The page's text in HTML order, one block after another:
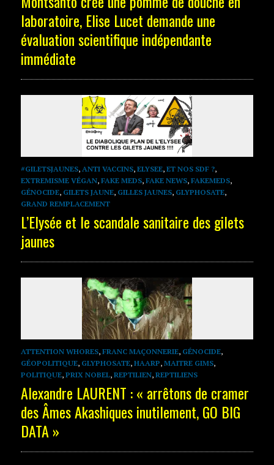
laboratoire, Elise Lucet demande une
évaluation scientifique indépendante
immédiate
#GILETSJAUNES, ANTI VACCINS, ELYSEE, ET NOS SDF ?,
EXTREMISME VÉGAN, FAKE MEDS, FAKE NEWS, FAKEMEDS,
GÉNOCIDE, GILETS JAUNE, GILLES JAUNES, GLYPHOSATE,
GRAND REMPLACEMENT
L’Elysée et le scandale sanitaire des gilets
jaunes
ATTENTION WHORES, FRANC MAÇONNERIE, GÉNOCIDE,
GÉOPOLITIQUE, GLYPHOSATE, HAARP, MAITRE GIMS,
POLITIQUE, PRIX NOBEL, REPTILIEN, REPTILIENS
Alexandre LAURENT : « arrêtons de cramer
des Âmes Akashiques inutilement, GO BIG
DATA »